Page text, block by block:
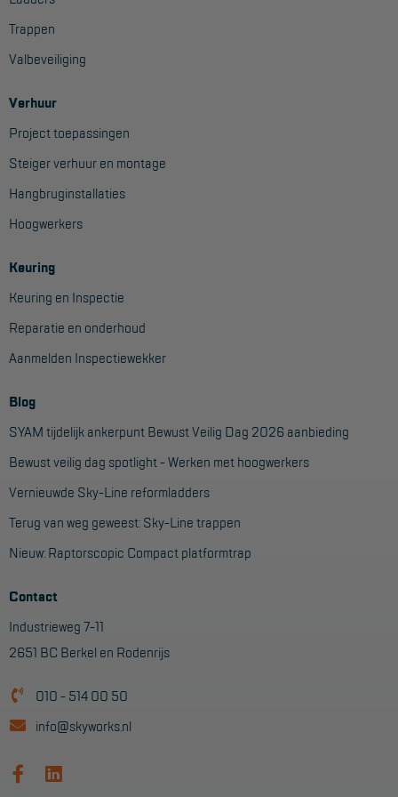
OVER ONS
Vestigingen
Dealers
Werken bij ons
SUPPORT
Handleidingen
Tips en trucs
Veelgestelde vragen
Wet- en regelgeving
Garantie
Algemene voorwaarden
Trappen
Valbeveiliging
Verhuur
Project toepassingen
Steiger verhuur en montage
Hangbruginstallaties
Hoogwerkers
Keuring
Keuring en Inspectie
Reparatie en onderhoud
Aanmelden Inspectiewekker
Blog
SYAM tijdelijk ankerpunt Bewust Veilig Dag 2026 aanbieding
Bewust veilig dag spotlight - Werken met hoogwerkers
Vernieuwde Sky-Line reformladders
Terug van weg geweest: Sky-Line trappen
Nieuw: Raptorscopic Compact platformtrap
Contact
Industrieweg 7-11
2651 BC Berkel en Rodenrijs
010 - 514 00 50
info@skyworks.nl